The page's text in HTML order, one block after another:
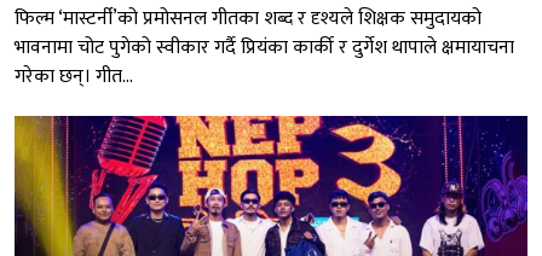
फिल्म ‘मास्टर्नी’को प्रमोसनल गीतका शब्द र दृश्यले शिक्षक समुदायको
भावनामा चोट पुगेको स्वीकार गर्दै प्रियंका कार्की र दुर्गेश थापाले क्षमायाचना
गरेका छन्। गीत...